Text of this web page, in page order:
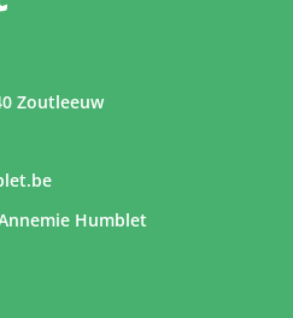
Zoutleeuw
Humblet